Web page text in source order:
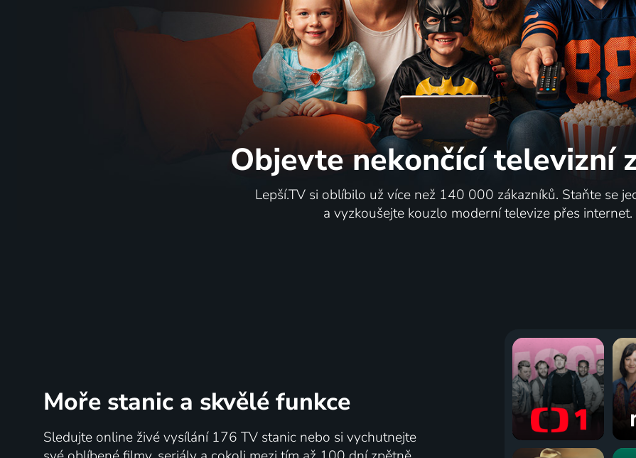
Objevte nekončící televizní
Lepší.TV si oblíbilo už více než 140 000 zákazníků. Staňte se
a vyzkoušejte kouzlo moderní televize přes internet.
Moře stanic a skvělé funkce
Sledujte online živé vysílání 176 TV stanic nebo si vychutnejte